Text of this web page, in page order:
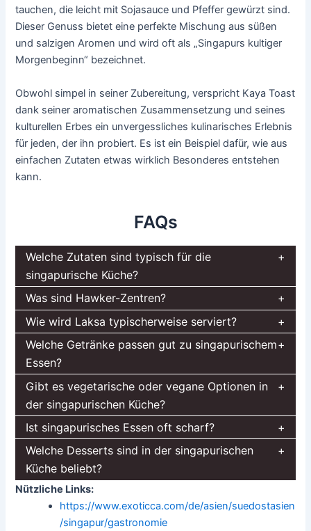
tauchen, die leicht mit Sojasauce und Pfeffer gewürzt sind.
Dieser Genuss bietet eine perfekte Mischung aus süßen
und salzigen Aromen und wird oft als „Singapurs kultiger
Morgenbeginn“ bezeichnet.
Obwohl simpel in seiner Zubereitung, verspricht Kaya Toast
dank seiner aromatischen Zusammensetzung und seines
kulturellen Erbes ein unvergessliches kulinarisches Erlebnis
für jeden, der ihn probiert. Es ist ein Beispiel dafür, wie aus
einfachen Zutaten etwas wirklich Besonderes entstehen
kann.
FAQs
Welche Zutaten sind typisch für die
singapurische Küche?
Was sind Hawker-Zentren?
Wie wird Laksa typischerweise serviert?
Welche Getränke passen gut zu singapurischem
Essen?
Gibt es vegetarische oder vegane Optionen in
der singapurischen Küche?
Ist singapurisches Essen oft scharf?
Welche Desserts sind in der singapurischen
Küche beliebt?
Nützliche Links:
https://www.exoticca.com/de/asien/suedostasien
/singapur/gastronomie